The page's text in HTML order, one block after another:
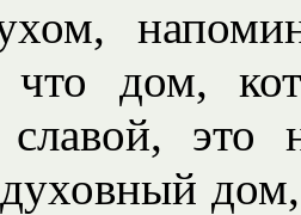
что дом,
славой,